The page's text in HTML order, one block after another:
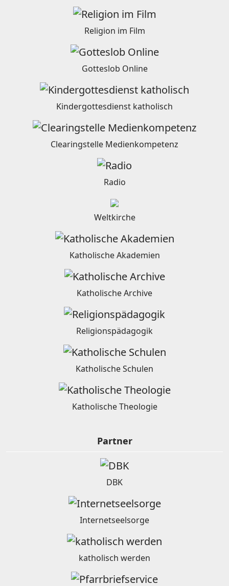
Religion im Film
Gotteslob Online
Kindergottesdienst katholisch
Clearingstelle Medienkompetenz
Radio
Weltkirche
Katholische Akademien
Katholische Archive
Religionspädagogik
Katholische Schulen
Katholische Theologie
Partner
DBK
Internetseelsorge
katholisch werden